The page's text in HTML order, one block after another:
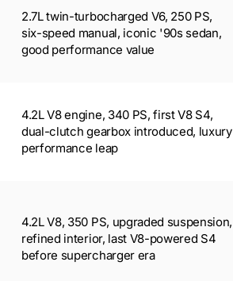
2.7L twin-turbocharged V6, 250 PS,
six-speed manual, iconic '90s sedan,
good performance value
4.2L V8 engine, 340 PS, first V8 S4,
dual-clutch gearbox introduced, luxury
performance leap
4.2L V8, 350 PS, upgraded suspension,
refined interior, last V8-powered S4
before supercharger era